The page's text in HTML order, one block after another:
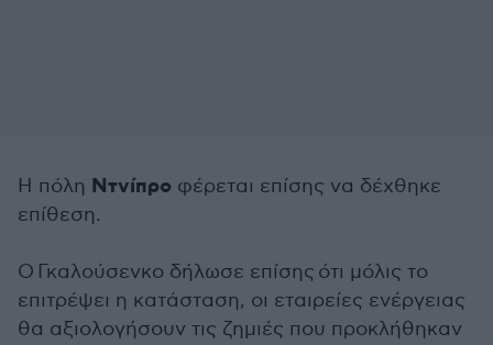
Η πόλη Ντνίπρο φέρεται επίσης να δέχθηκε
επίθεση.
Ο Γκαλούσενκο δήλωσε επίσης ότι μόλις το
επιτρέψει η κατάσταση, οι εταιρείες ενέργειας
θα αξιολογήσουν τις ζημιές που προκλήθηκαν